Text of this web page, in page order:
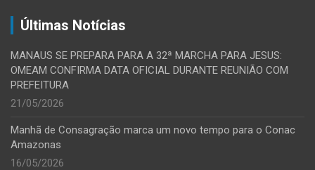
Últimas Notícias
MANAUS SE PREPARA PARA A 32ª MARCHA PARA JESUS:
OMEAM CONFIRMA DATA OFICIAL DURANTE REUNIÃO COM
PREFEITURA
21/05/2026
Manhã de Consagração marca um novo tempo para o Conac
Amazonas
16/05/2026